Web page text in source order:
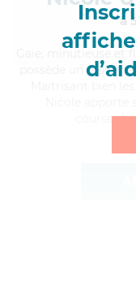
à
, minutieuse et
possède un
courses/